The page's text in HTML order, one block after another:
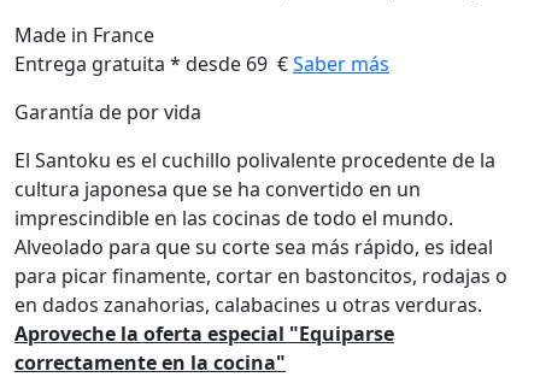
Made in France
Entrega gratuita * desde 69 €Saber más
Garantía de por vida
El Santoku es el cuchillo polivalente procedente de la
cultura japonesa que se ha convertido en un
imprescindible en las cocinas de todo el mundo.
Alveolado para que su corte sea más rápido, es ideal
para picar finamente, cortar en bastoncitos, rodajas o
en dados zanahorias, calabacines u otras verduras.
Aproveche la oferta especial "Equiparse
correctamente en la cocina"